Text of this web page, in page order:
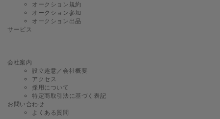
オークション規約
オークション参加
オークション出品
サービス
会社案内
設立趣意／会社概要
アクセス
採用について
特定商取引法に基づく表記
お問い合わせ
よくある質問